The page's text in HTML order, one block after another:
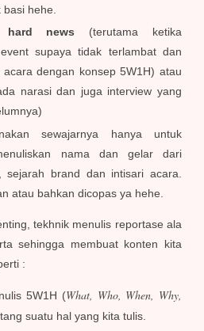
hehe.
hard news (terutama ketika
supaya tidak terlambat dan
dengan konsep 5W1H) atau
narasi dan juga interview yang
sewajarnya hanya untuk
nama dan gelar dari
sejarah brand dan intisari acara.
atau bahkan dicopas ya hehe.
tekhnik menulis reportase ala
sehingga membuat konten kita
:
5W1H (What, Who, When, Why,
suatu hal yang kita tulis.